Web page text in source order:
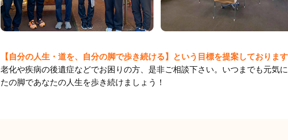
【自分の人生・道を、自分の脚で歩き続ける】という目標を提案しております
老化や疾病の後遺症などでお困りの方、是非ご相談下さい。いつまでも元気
たの脚であなたの人生を歩き続けましょう！